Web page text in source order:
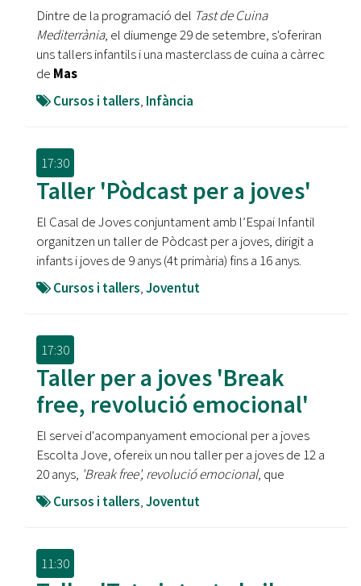
Dintre de la programació del Tast de Cuina
Mediterrània, el diumenge 29 de setembre, s'oferiran
uns tallers infantils i una masterclass de cuina a càrrec
de Mas
Cursos i tallers, Infància
17:30
Taller 'Pòdcast per a joves'
El Casal de Joves conjuntament amb l’Espai Infantil
organitzen un taller de Pòdcast per a joves, dirigit a
infants i joves de 9 anys (4t primària) fins a 16 anys.
Cursos i tallers,Joventut
17:30
Taller per a joves 'Break
free, revolució emocional'
El servei d'acompanyament emocional per a joves
Escolta Jove, ofereix un noutaller per a joves de 12 a
20 anys, 'Break free', revolució emocional, que
Cursos i tallers,Joventut
11:30